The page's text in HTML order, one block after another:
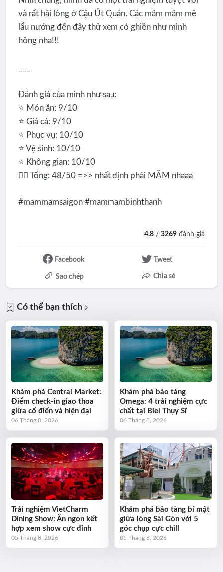
và rất hài lòng ở Cậu Út Quán. Các măm măm mê
lẩu nướng đến đây thử xem có ghiền như mình
hông nha!!!
Đánh giá của mình như sau:
⭐️ Món ăn: 9/10
⭐️ Giá cả: 9/10
⭐️ Phục vụ: 10/10
⭐️ Vệ sinh: 10/10
⭐️ Không gian: 10/10
👉🏻 Tổng: 48/50 =>> nhất định phải MĂM nhaaa
#mammamsaigon #mammambinhthanh
4.8 /3269 đánh giá
Facebook Tweet
Sao chép Chia sẻ
Có thể bạn thích
Khám phá Central Market:
Điểm check-in giao thoa
giữa cổ điển và hiện đại
06 Tháng 8, 2026
Khám phá bảo tàng
Omega: 4 trải nghiệm cực
chất tại Biel Thụy Sĩ
06 Tháng 8, 2026
Trải nghiệm VietCharm
Dining Show: Ăn ngon kết
hợp xem show cực đỉnh
05 Tháng 8, 2026
Khám phá bảo tàng bí mật
giữa lòng Sài Gòn với 5
góc chụp cực chill
05 Tháng 8, 2026